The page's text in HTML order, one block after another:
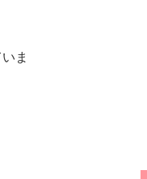
ま